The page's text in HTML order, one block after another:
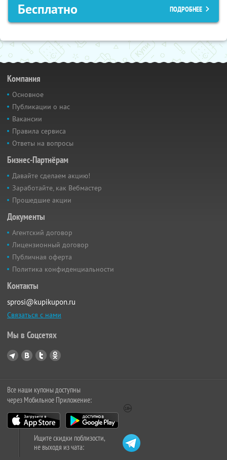
Бесплатно ПОДРОБНЕЕ
Компания
Основное
Публикации о нас
Вакансии
Правила сервиса
Ответы на вопросы
Бизнес-Партнёрам
Давайте сделаем акцию!
Заработайте, как Вебмастер
Прошедшие акции
Документы
Агентский договор
Лицензионный договор
Публичная оферта
Политика конфиденциальности
Контакты
sprosi@kupikupon.ru
Связаться с нами
Мы в Соцсетях
Все наши купоны доступны
через Мобильное Приложение:
Ищите скидки поблизости,
не выходя из чата: